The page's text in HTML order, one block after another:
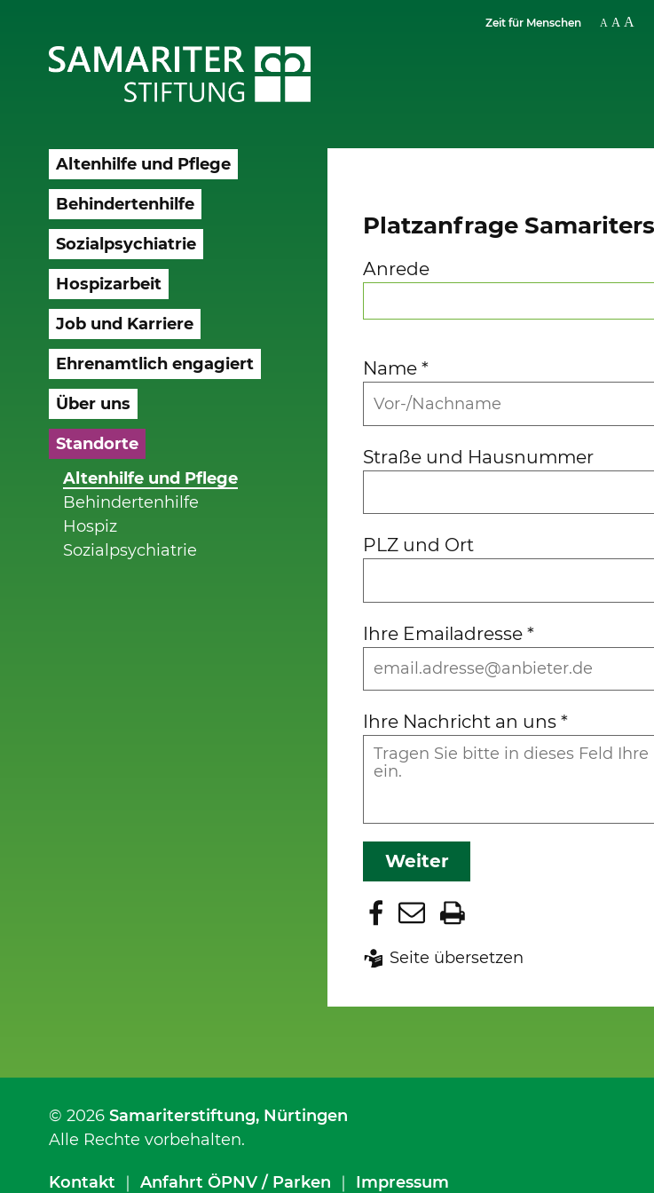
Altenhilfe und Pflege
Behindertenhilfe
Sozialpsychiatrie
Hospizarbeit
Job und Karriere
Ehrenamtlich engagiert
Über uns
Standorte
Altenhilfe und Pflege
Behindertenhilfe
Hospiz
Sozialpsychiatrie
Zeit für Menschen
Platzanfrage
Anrede
Name*
Straße und Hausnummer
PLZ und Ort
Ihre Emailadresse*
Ihre Nachricht an uns*
Weiter
Seite übersetzen
© 2026 Samariterstiftung, Nürtingen
Alle Rechte vorbehalten.
Kontakt ｜ Anfahrt ÖPNV / Parken ｜ Impressum